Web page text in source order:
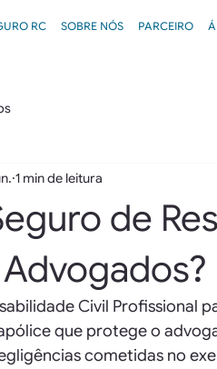
RC SOBRE NÓS PARCEIRO
de
1 min de leitura
Civil Profissional
que protege o
cometidas no